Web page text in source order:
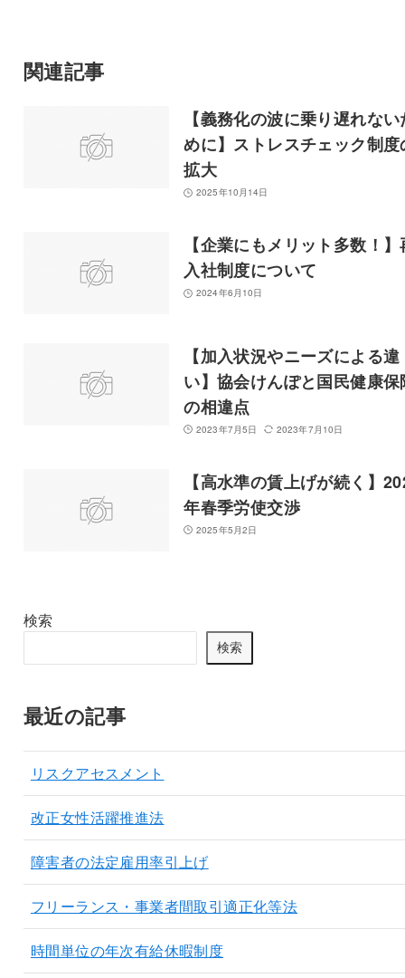
関連記事
【義務化の波に乗り遅れない
めに】ストレスチェック制度
拡大
2025年10月14日
【企業にもメリット多数！】
入社制度について
2024年6月10日
【加入状況やニーズによる違
い】協会けんぽと国民健康保
の相違点
2023年7月5日 2023年7月10日
【高水準の賃上げが続く】
年春季労使交渉
2025年5月2日
検索
検索
最近の記事
リスクアセスメント
改正女性活躍推進法
障害者の法定雇用率引上げ
フリーランス・事業者間取引適正化等法
時間単位の年次有給休暇制度